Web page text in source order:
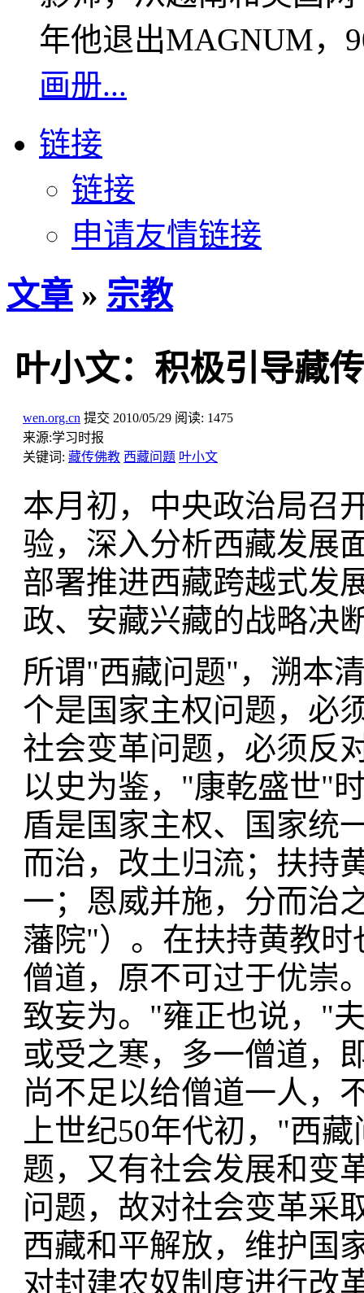
年他退出MAGNUM，
画册...
链接
链接
申请友情链接
文章 » 宗教
叶小文：积极引导藏
wen.org.cn 提交 2010/05/29 阅读: 1475
来源:学习时报
关键词: 藏传佛教 西藏问题 叶小文
本月初，中央政治局召
验，深入分析西藏发展
部署推进西藏跨越式发
政、安藏兴藏的战略决
所谓"西藏问题"，溯本
个是国家主权问题，必
社会变革问题，必须反
以史为鉴，"康乾盛世"
盾是国家主权、国家统
而治，改土归流；扶持
一；恩威并施，分而治
藩院"）。在扶持黄教
僧道，原不可过于优崇
致妄为。"雍正也说，"
或受之寒，多一僧道，
尚不足以给僧道一人，
上世纪50年代初，"西
题，又有社会发展和变
问题，故对社会变革采
西藏和平解放，维护国
对封建农奴制度进行改